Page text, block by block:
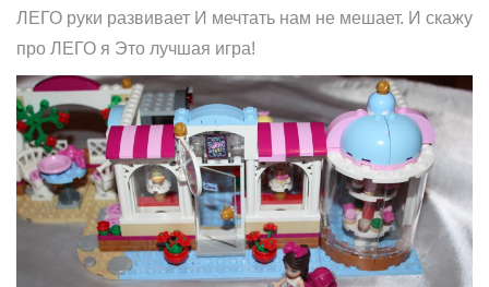
ЛЕГО руки развивает И мечтать нам не мешает. И скажу
про ЛЕГО я Это лучшая игра!